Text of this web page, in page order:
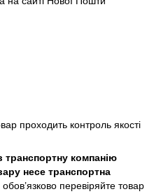
проходить контроль якості
транспортну компанію
несе транспортна
перевіряйте товар